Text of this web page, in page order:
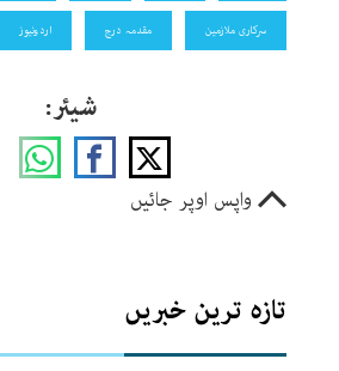
سرکاری ملازمین مقدمہ درج اردونیوز
شیئر:
واپس اوپر جائیں
تازہ ترین خبریں